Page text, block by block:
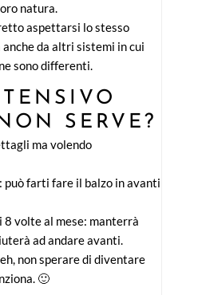
natura.
aspettarsi lo stesso
da altri sistemi in cui
sono differenti.
SERVE?
ma volendo
può farti fare il balzo in avanti
8 volte al mese: manterrà
ad andare avanti.
non sperare di diventare
🙂